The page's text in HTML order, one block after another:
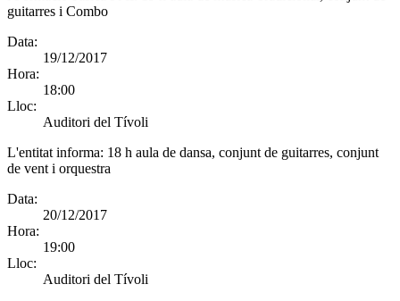
guitarres i Combo
Data:
19/12/2017
Hora:
18:00
Lloc:
Auditori del Tívoli
L'entitat informa: 18 h aula de dansa, conjunt de guitarres, conjunt
de vent i orquestra
Data:
20/12/2017
Hora:
19:00
Lloc:
Auditori del Tívoli